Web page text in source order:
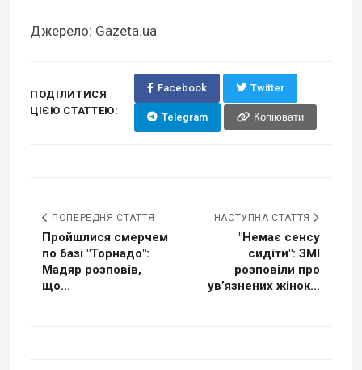
Джерело: Gazeta.ua
ПОДІЛИТИСЯ
ЦІЄЮ СТАТТЕЮ:
Facebook Twitter
Telegram Копіювати
ПОПЕРЕДНЯ СТАТТЯ
Пройшлися смерчем
по базі "Торнадо":
Мадяр розповів,
що...
НАСТУПНА СТАТТЯ
"Немає сенсу
сидіти": ЗМІ
розповіли про
увʼязнених жінок...